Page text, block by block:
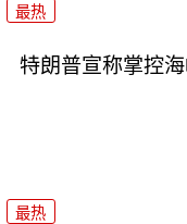
最热
特朗普宣称掌控
最热